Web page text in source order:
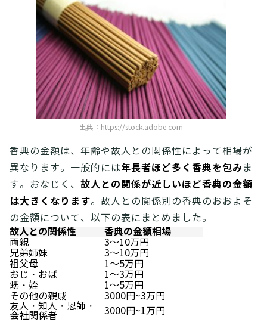
出典： https://stock.adobe.com
香典の金額は、年齢や故人との関係性によって相場が
異なります。一般的には年長者ほど多く香典を包み ま
す。おなじく、 故人との関係が近しいほど香典の金額
は大きくなります。故人との関係別の香典のおおよそ
の金額について、以下の表にまとめました。
故人との関係性 香典の金額相場
両親
3～10万円
兄弟姉妹
3～10万円
祖父母
1～5万円
おじ・おば
1～3万円
甥・姪
1～5万円
その他の親戚
3000円~3万円
友人・知人・恩師・
会社関係者
3000円~1万円